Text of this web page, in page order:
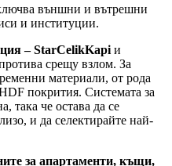
външни и вътрешни
и институции.
– StarCelikKapi и
срещу взлом. За
материали, от рода
покрития. Системата за
така че остава да се
и да селектирайте най-
за апартаменти, къщи,